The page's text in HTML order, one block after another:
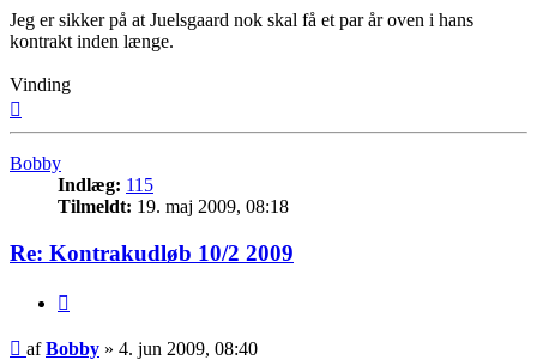
Jeg er sikker på at Juelsgaard nok skal få et par år oven i hans
kontrakt inden længe.
Vinding
Bobby
Indlæg: 115
Tilmeldt: 19. maj 2009, 08:18
Re: Kontrakudløb 10/2 2009
Indlæg
afBobby » 4. jun 2009, 08:40